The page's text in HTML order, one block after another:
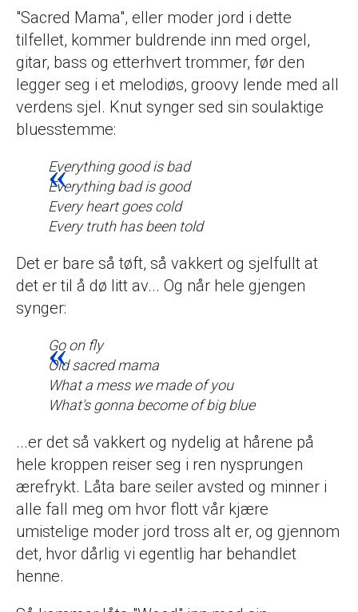
"Sacred Mama", eller moder jord i dette
tilfellet, kommer buldrende inn med orgel,
gitar, bass og etterhvert trommer, før den
legger seg i et melodiøs, groovy lende med all
verdens sjel. Knut synger sed sin soulaktige
bluesstemme:
Everything good is bad
Everything bad is good
Every heart goes cold
Every truth has been told
Det er bare så tøft, så vakkert og sjelfullt at
det er til å dø litt av... Og når hele gjengen
synger:
Go on fly
Old sacred mama
What a mess we made of you
What's gonna become of big blue
...er det så vakkert og nydelig at hårene på
hele kroppen reiser seg i ren nysprungen
ærefrykt. Låta bare seiler avsted og minner i
alle fall meg om hvor flott vår kjære
umistelige moder jord tross alt er, og gjennom
det, hvor dårlig vi egentlig har behandlet
henne.